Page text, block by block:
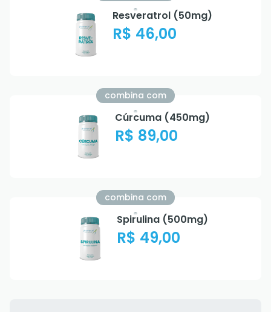
Resveratrol (50mg)
R$ 46,00
combina com
Cúrcuma (450mg)
R$ 89,00
combina com
Spirulina (500mg)
R$ 49,00